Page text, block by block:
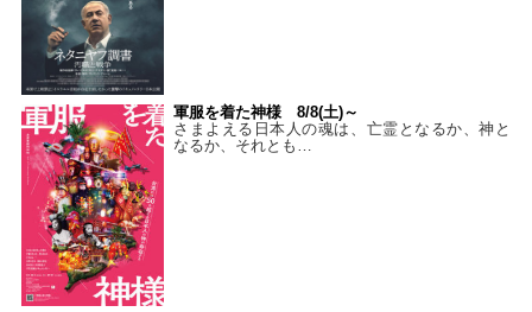
軍服を着た神様 8/8(土)～
さまよえる日本人の魂は、亡霊となるか、神と
なるか、それとも…